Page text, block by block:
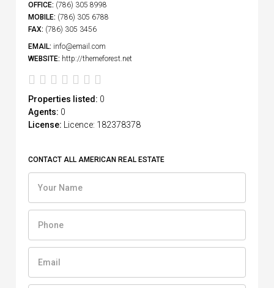
OFFICE: (786) 305 8998
MOBILE: (786) 305 6788
FAX: (786) 305 3456
EMAIL: info@email.com
WEBSITE: http://themeforest.net
Properties listed: 0
Agents: 0
License:
Licence: 182378378
CONTACT ALL AMERICAN REAL ESTATE